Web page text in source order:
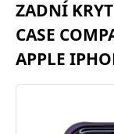
nacházíte:
ZADNÍ
CASE
APPLE